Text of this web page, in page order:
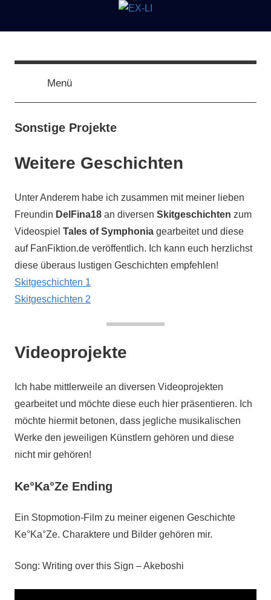
EX-
Kohl
Menü
Sonstige Projekte
Weitere Geschichten
Unter Anderem habe ich zusammen mit meiner lieben
Freundin DelFina18 an diversen Skitgeschichten zum
Videospiel Tales of Symphonia gearbeitet und diese
auf FanFiktion.de veröffentlich. Ich kann euch herzlichst
diese überaus lustigen Geschichten empfehlen!
Skitgeschichten 1
Skitgeschichten 2
Videoprojekte
Ich habe mittlerweile an diversen Videoprojekten
gearbeitet und möchte diese euch hier präsentieren. Ich
möchte hiermit betonen, dass jegliche musikalischen
Werke den jeweiligen Künstlern gehören und diese
nicht mir gehören!
Ke°Ka°Ze Ending
Ein Stopmotion-Film zu meiner eigenen Geschichte
Ke°Ka°Ze. Charaktere und Bilder gehören mir.
Song: Writing over this Sign – Akeboshi